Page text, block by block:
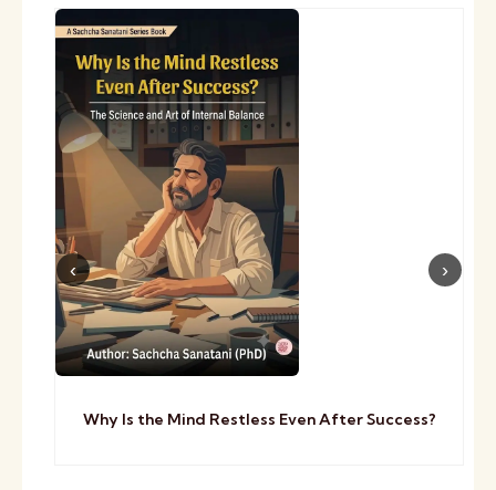
Why Is the Mind Restless Even After Success?